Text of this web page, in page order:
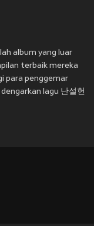
album yang luar
terbaik mereka
para penggemar
lagu 난설헌